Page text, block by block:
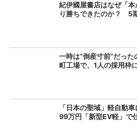
紀伊國屋書店はなぜ「
り勝ちできたのか？ 5
一時は“倒産寸前”だっ
町工場で、1人の採用枠
「日本の聖域」軽自動
99万円「新型EV軽」で